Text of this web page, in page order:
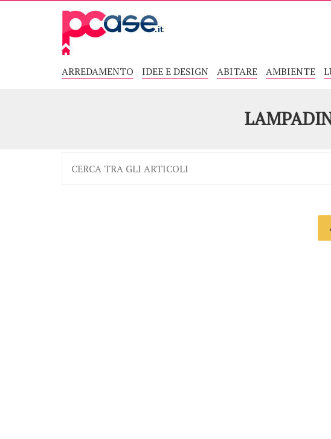
ARREDAMENTO IDEE E DESIGN ABITARE AMBIENTE